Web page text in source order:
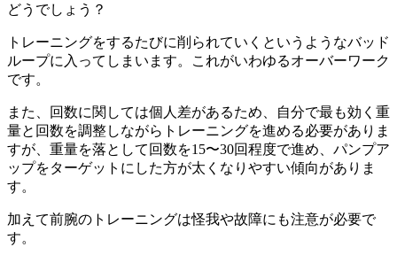
どうでしょう？
トレーニングをするたびに削られていくというようなバッド
ループに入ってしまいます。これがいわゆるオーバーワーク
です。
また、回数に関しては個人差があるため、自分で最も効く重
量と回数を調整しながらトレーニングを進める必要がありま
すが、 重量を落として回数を15〜30回程度で進め、パンプア
ップをターゲットにした方が太くなりやすい傾向がありま
す。
加えて前腕のトレーニングは怪我や故障にも注意が必要で
す。